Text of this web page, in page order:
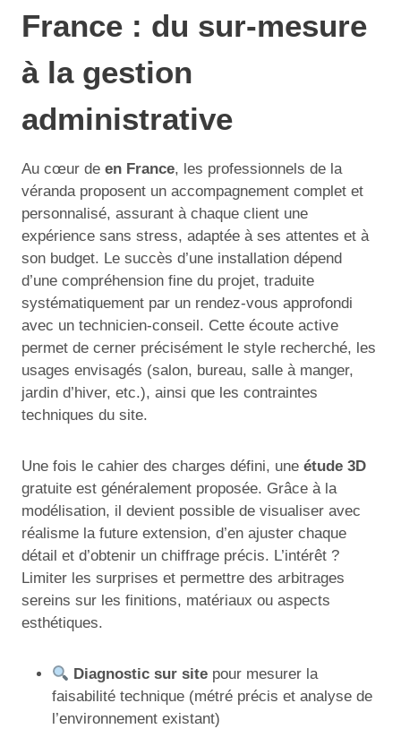
France : du sur-mesure
à la gestion
administrative
Au cœur de en France, les professionnels de la
véranda proposent un accompagnement complet et
personnalisé, assurant à chaque client une
expérience sans stress, adaptée à ses attentes et à
son budget. Le succès d’une installation dépend
d’une compréhension fine du projet, traduite
systématiquement par un rendez-vous approfondi
avec un technicien-conseil. Cette écoute active
permet de cerner précisément le style recherché, les
usages envisagés (salon, bureau, salle à manger,
jardin d’hiver, etc.), ainsi que les contraintes
techniques du site.
Une fois le cahier des charges défini, une étude 3D
gratuite est généralement proposée. Grâce à la
modélisation, il devient possible de visualiser avec
réalisme la future extension, d’en ajuster chaque
détail et d’obtenir un chiffrage précis. L’intérêt ?
Limiter les surprises et permettre des arbitrages
sereins sur les finitions, matériaux ou aspects
esthétiques.
Diagnostic sur site pour mesurer la
faisabilité technique (métré précis et analyse de
l’environnement existant)